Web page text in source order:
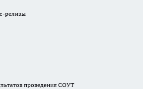
релизы
проведения СОУТ